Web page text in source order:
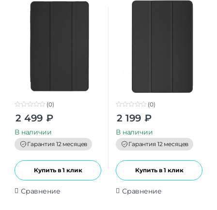
o
t
o
f
5
(0)
2 499 ₽
В наличии
Гарантия 12 месяцев
Купить в 1 клик
Сравнение
Оригинал
o
t
o
f
5
(0)
2 199 ₽
В наличии
Гарантия 12 месяцев
Купить в 1 клик
Сравнение